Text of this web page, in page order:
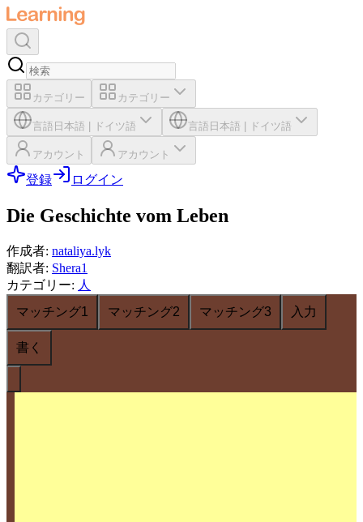
カテゴリー カテゴリー
言語 日本語 ドイツ語 言語 日本語 ドイツ語
アカウント アカウント
登録 ログイン
Die Geschichte vom Leben
作成者: nataliya.lyk
翻訳者: Shera1
カテゴリー: 人
マッチング1
マッチング2 マッチング3 入力
書く